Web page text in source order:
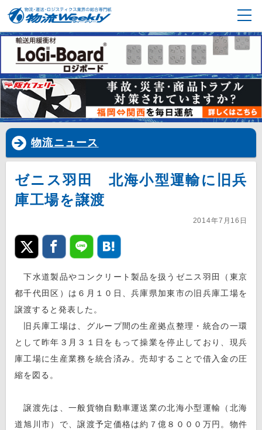
物流ニュース
ゼニス羽田 北海小型運輸に旧兵
庫工場を譲渡
2014年7月16日
下水道製品やコンクリート製品を扱うゼニス羽田（東京
都千代田区）は６月１０日、兵庫県加東市の旧兵庫工場を
譲渡すると発表した。
旧兵庫工場は、グループ間の生産拠点整理・統合の一環
として昨年３月３１日をもって操業を停止しており、現兵
庫工場に生産業務を統合済み。売却することで借入金の圧
縮を図る。
譲渡先は、一般貨物自動車運送業の北海小型運輸（北海
道旭川市）で、譲渡予定価格は約７億８０００万円。物件